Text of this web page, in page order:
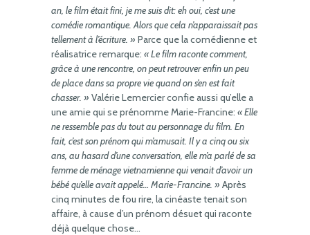
an, le film était fini, je me suis dit: eh oui, c’est une
comédie romantique. Alors que cela n’apparaissait pas
tellement à l’écriture. » Parce que la comédienne et
réalisatrice remarque: « Le film raconte comment,
grâce à une rencontre, on peut retrouver enfin un peu
de place dans sa propre vie quand on s’en est fait
chasser. » Valérie Lemercier confie aussi qu’elle a
une amie qui se prénomme Marie-Francine: « Elle
ne ressemble pas du tout au personnage du film. En
fait, c’est son prénom qui m’amusait. Il y a cinq ou six
ans, au hasard d’une conversation, elle m’a parlé de sa
femme de ménage vietnamienne qui venait d’avoir un
bébé qu’elle avait appelé… Marie-Francine. » Après
cinq minutes de fou rire, la cinéaste tenait son
affaire, à cause d’un prénom désuet qui raconte
déjà quelque chose…